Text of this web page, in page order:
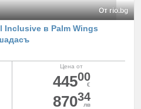
От rio.bg
Inclusive в Palm Wings
Цена от
44500
€
87034
лв